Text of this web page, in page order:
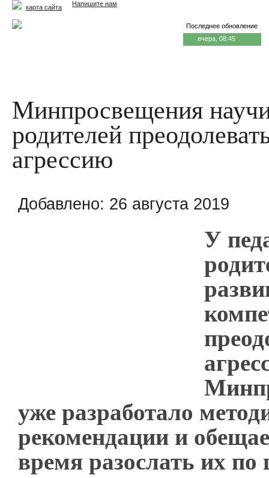
Напишите нам
карта сайта
Последнее обновление
вчера, 08:45
Минпросвещения
родителей
агрессию
Добавлено: 26 августа 2019
У
уже разработало
рекомендации и
время разослать их